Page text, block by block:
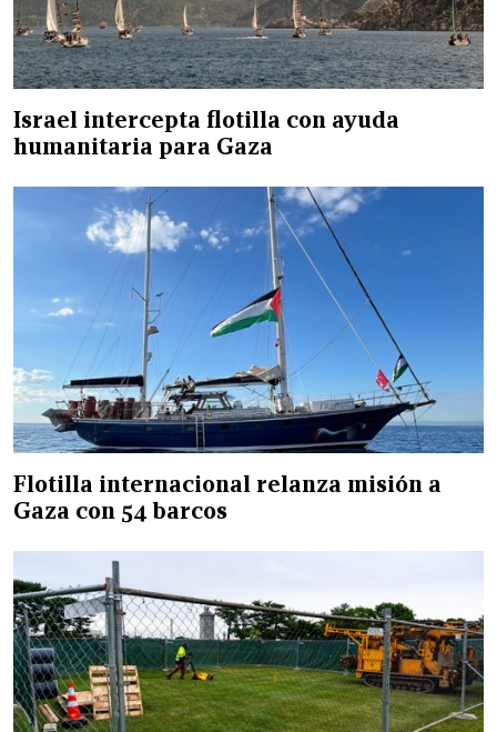
Israel intercepta flotilla con ayuda
humanitaria para Gaza
Flotilla internacional relanza misión a
Gaza con 54 barcos